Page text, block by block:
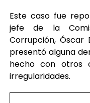
Este caso fue
jefe de la
Corrupción, Óscar
presentó alguna
hecho con otros
irregularidades.